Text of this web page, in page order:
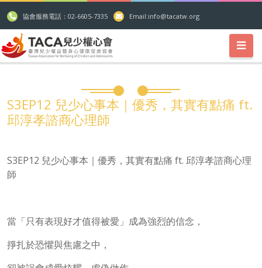
協會服務電話：02-6605-7335 Email:info@tacatw.org
S3EP12 兒少心事本｜優秀，其實有點痛 ft.
邱淳孝諮商心理師
S3EP12 兒少心事本｜優秀，其實有點痛 ft. 邱淳孝諮商心理
師
當「只有表現好才值得被愛」成為強烈的信念，
掙扎於恐懼與焦慮之中，